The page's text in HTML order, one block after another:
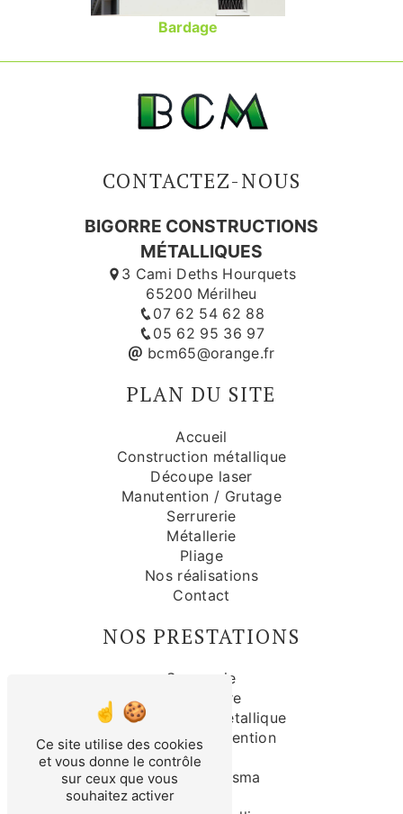
Bardage
CONTACTEZ-NOUS
BIGORRE CONSTRUCTIONS
MÉTALLIQUES
3 Cami Deths Hourquets
65200 Mérilheu
07 62 54 62 88
05 62 95 36 97
bcm65@orange.fr
PLAN DU SITE
Accueil
Construction métallique
Découpe laser
Manutention / Grutage
Serrurerie
Métallerie
Pliage
Nos réalisations
Contact
NOS PRESTATIONS
Serrurerie
Couverture
Construction métallique
Grutage manutention
Isolation
Découpe plasma
Ce site utilise des cookies
et vous donne le contrôle
sur ceux que vous
souhaitez activer